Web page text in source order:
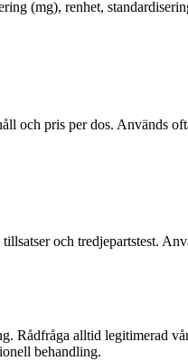
(mg), renhet,
och pris per dos. Används
och tredjepartstest.
Rådfråga alltid legitimerad
behandling.